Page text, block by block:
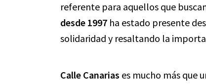
referente para aquellos que
desde 1997 ha estado presente
solidaridad y resaltando la
Calle Canarias es mucho más que